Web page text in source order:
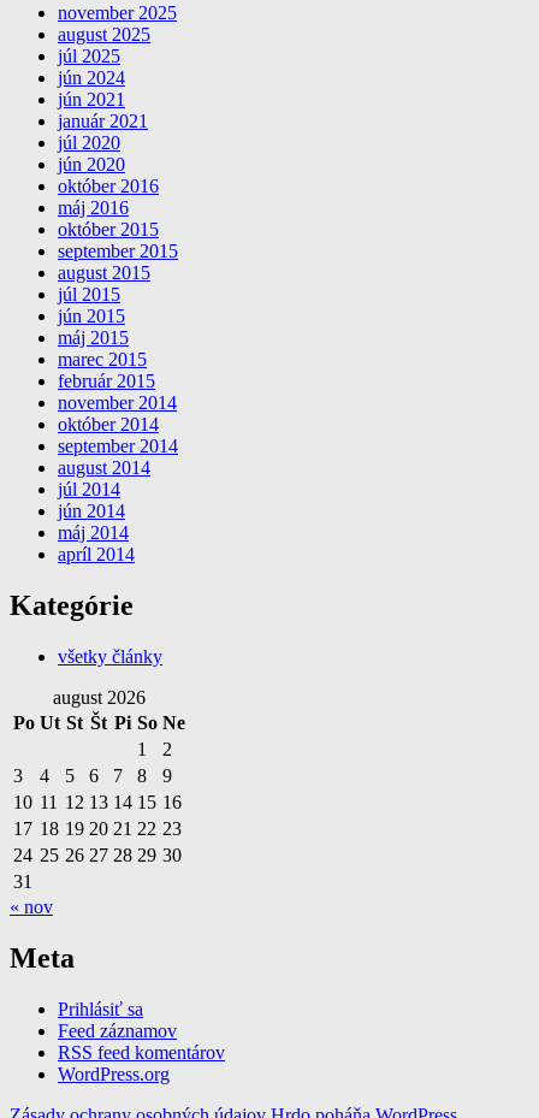
november 2025
august 2025
júl 2025
jún 2024
jún 2021
január 2021
júl 2020
jún 2020
október 2016
máj 2016
október 2015
september 2015
august 2015
júl 2015
jún 2015
máj 2015
marec 2015
február 2015
november 2014
október 2014
september 2014
august 2014
júl 2014
jún 2014
máj 2014
apríl 2014
Kategórie
všetky články
august 2026
Po Ut St Št Pi So Ne
1
2
3
4 5 6 7 8
9
10 11 12 13 14 15 16
17 18 19 20 21 22 23
24 25 26 27 28 29 30
31
« nov
Meta
Prihlásiť sa
Feed záznamov
RSS feed komentárov
WordPress.org